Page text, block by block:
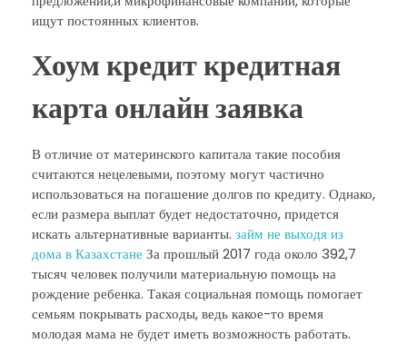
ищут постоянных клиентов.
Хоум кредит кредитная
карта онлайн заявка
В отличие от материнского капитала такие пособия
считаются нецелевыми, поэтому могут частично
использоваться на погашение долгов по кредиту. Однако,
если размера выплат будет недостаточно, придется
искать альтернативные варианты. займ не выходя из
дома в Казахстане За прошлый 2017 года около 392,7
тысяч человек получили материальную помощь на
рождение ребенка. Такая социальная помощь помогает
семьям покрывать расходы, ведь какое-то время
молодая мама не будет иметь возможность работать.